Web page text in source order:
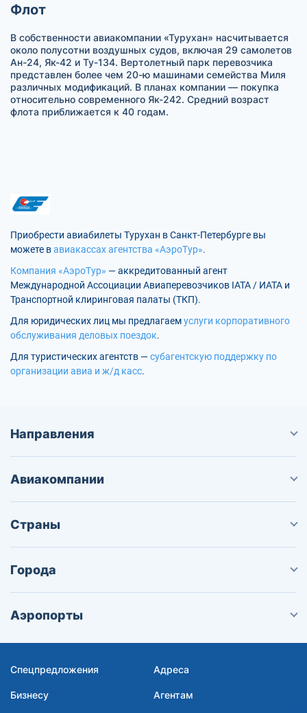
Флот
В собственности авиакомпании «Турухан» насчитывается
около полусотни воздушных судов, включая 29 самолетов
Ан-24, Як-42 и Ту-134. Вертолетный парк перевозчика
представлен более чем 20-ю машинами семейства Миля
различных модификаций. В планах компании — покупка
относительно современного Як-242. Средний возраст
флота приближается к 40 годам.
Приобрести авиабилеты Турухан в Санкт-Петербурге вы
можете вавиакассах агентства «АэроТур».
Компания «АэроТур» — аккредитованный агент
Международной Ассоциации Авиаперевозчиков IATA / ИАТА и
Транспортной клиринговая палаты (ТКП).
Для юридических лиц мы предлагаемуслуги корпоративного
обслуживания деловых поездок.
Для туристических агентств —субагентскую поддержку по
организации авиа и ж/д касс.
Направления
Авиакомпании
Страны
Города
Аэропорты
Спецпредложения Адреса
Бизнесу Агентам